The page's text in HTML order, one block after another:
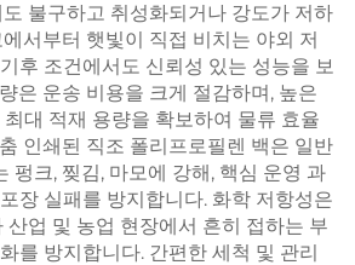
불구하고 취성화되거나 강도가 저하
서부터 햇빛이 직접 비치는 야외 저
후 조건에서도 신뢰성 있는 성능을 보
은 운송 비용을 크게 절감하며, 높은
대 적재 용량을 확보하여 물류 효율
인쇄된 직조 폴리프로필렌 백은 일반
펑크, 찢김, 마모에 강해, 핵심 운영 과
장 실패를 방지합니다. 화학 저항성은
산업 및 농업 현장에서 흔히 접하는 부
를 방지합니다. 간편한 세척 및 관리